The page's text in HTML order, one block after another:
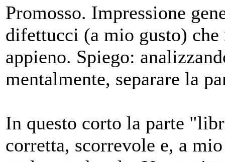
Promosso. Impressione
difettucci (a mio gusto)
appieno. Spiego:
mentalmente, separare la
In questo corto la parte
corretta, scorrevole e, a